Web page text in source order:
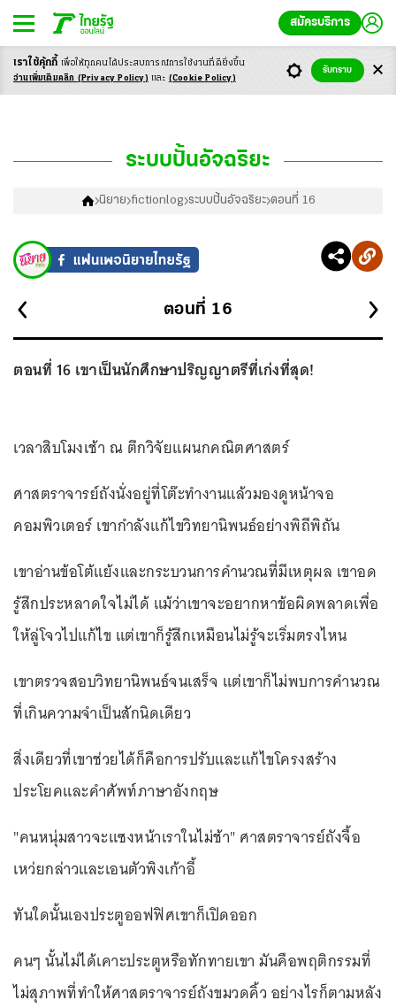
สมัครบริการ
ระบบปั้นอัจฉริยะ
นิยาย fictionlog ระบบปั้นอัจฉริยะ ตอนที่ 16
ตอนที่ 16
ตอนที่ 16 เขาเป็นนักศึกษาปริญญาตรีที่เก่งที่สุด!
เวลาสิบโมงเช้า ณ ตึกวิจัยแผนกคณิตศาสตร์
ศาสตราจารย์ถังนั่งอยู่ที่โต๊ะทำงานแล้วมองดูหน้าจอ
คอมพิวเตอร์ เขากำลังแก้ไขวิทยานิพนธ์อย่างพิถีพิถัน
เขาอ่านข้อโต้แย้งและกระบวนการคำนวณที่มีเหตุผล เขาอด
รู้สึกประหลาดใจไม่ได้ แม้ว่าเขาจะอยากหาข้อผิดพลาดเพื่อ
ให้ลู่โจวไปแก้ไข แต่เขาก็รู้สึกเหมือนไม่รู้จะเริ่มตรงไหน
เขาตรวจสอบวิทยานิพนธ์จนเสร็จ แต่เขาก็ไม่พบการคำนวณ
ที่เกินความจำเป็นสักนิดเดียว
สิ่งเดียวที่เขาช่วยได้ก็คือการปรับและแก้ไขโครงสร้าง
ประโยคและคำศัพท์ภาษาอังกฤษ
"คนหนุ่มสาวจะแซงหน้าเราในไม่ช้า" ศาสตราจารย์ถังจื้อ
เหว่ยกล่าวและเอนตัวพิงเก้าอี้
ทันใดนั้นเองประตูออฟฟิศเขาก็เปิดออก
คนๆ นั้นไม่ได้เคาะประตูหรือทักทายเขา มันคือพฤติกรรมที่
ไม่สุภาพที่ทำให้ศาสตราจารย์ถังขมวดคิ้ว อย่างไรก็ตามหลัง
เราใช้คุ้กกี้ เพื่อให้ทุกคนได้ประสบการณ์การใช้งานที่ดียิ่งขึ้น
อ่านเพิ่มเติมคลิก (Privacy Policy) และ (Cookie Policy)
รับทราบ